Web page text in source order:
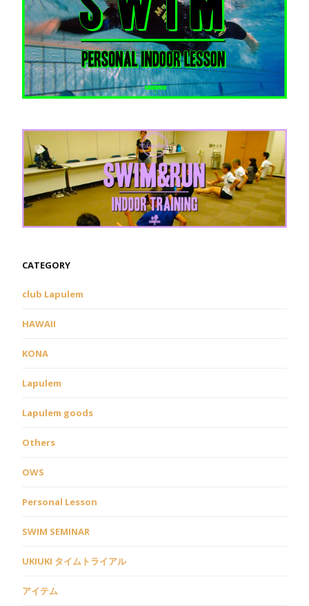
CATEGORY
club Lapulem
HAWAII
KONA
Lapulem
Lapulem goods
Others
OWS
Personal Lesson
SWIM SEMINAR
UKIUKI タイムトライアル
アイテム